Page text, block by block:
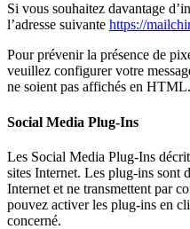
Si vous souhaitez davantage
l’adresse suivante https://
Pour prévenir la présence de
veuillez configurer votre
ne soient pas affichés en HTML.
Social Media Plug-Ins
Les Social Media Plug-Ins
sites Internet. Les plug-ins sont
Internet et ne transmettent par
pouvez activer les plug-ins en
concerné.